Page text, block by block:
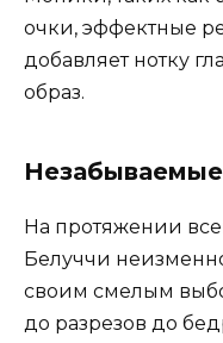
очки, эффектные
добавляет нотку
образ.
На протяжении
Белуччи
своим смелым
до разрезов до